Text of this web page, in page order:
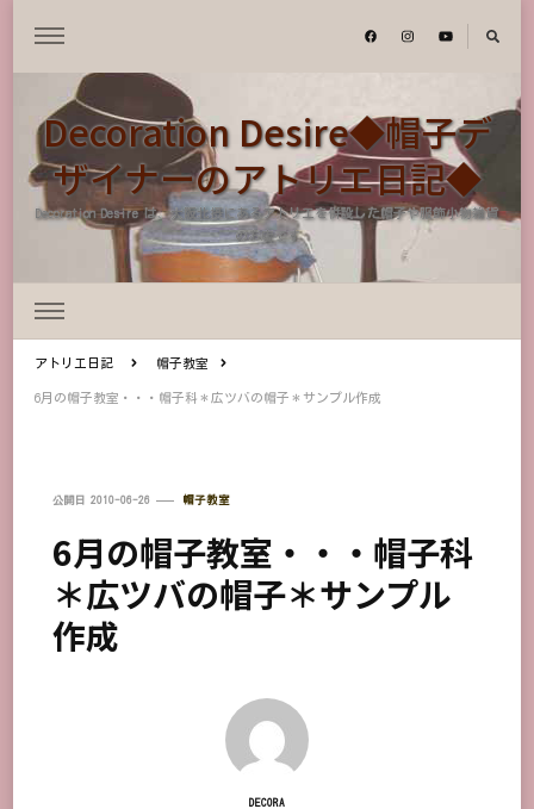
Decoration Desire◆帽子デ
ザイナーのアトリエ日記◆
Decoration Desire は、大阪北摂にあるアトリエを併設した帽子や服飾小物雑貨
のお店です
アトリエ日記 帽子教室
6月の帽子教室・・・帽子科＊広ツバの帽子＊サンプル作成
公開日 2010-06-26 帽子教室
6月の帽子教室・・・帽子科
＊広ツバの帽子＊サンプル
作成
DECORA